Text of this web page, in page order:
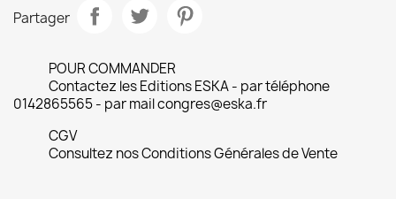
Partager
POUR COMMANDER
Contactez les Editions ESKA - par téléphone
0142865565 - par mail congres@eska.fr
CGV
Consultez nos Conditions Générales de Vente